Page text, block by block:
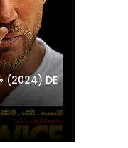
(2024) DE